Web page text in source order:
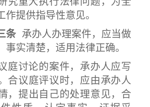
作提供指导性意见。
条 承办人办理案件，应当做
事实清楚，适用法律正确。
讨论的案件，承办人应写
合议庭评议时，应由承办人
，提出自己的处理意见，合